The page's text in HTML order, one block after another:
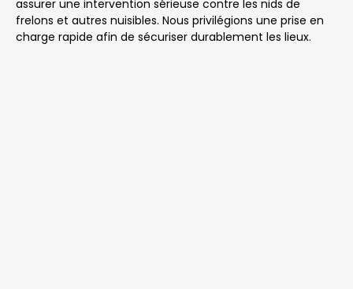
assurer une intervention sérieuse contre les nids de
frelons et autres nuisibles. Nous privilégions une prise en
charge rapide afin de sécuriser durablement les lieux.